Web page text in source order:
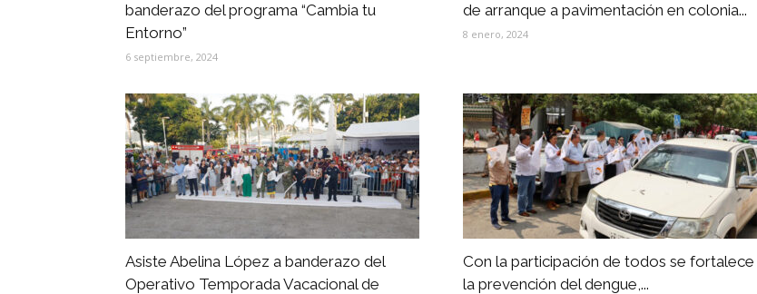
banderazo del programa “Cambia tu
Entorno”
6 septiembre, 2024
de arranque a pavimentación en colonia...
8 enero, 2024
Asiste Abelina López a banderazo del
Operativo Temporada Vacacional de
Con la participación de todos se fortalece
la prevención del dengue,...